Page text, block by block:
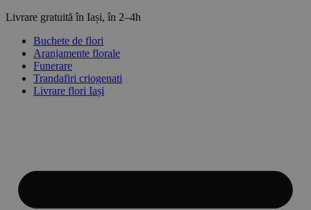
Sari
conținut
Livrare gratuită în Iași, în 2–4h
Buchete de flori
Aranjamente florale
Funerare
Trandafiri criogenati
Livrare flori Iași